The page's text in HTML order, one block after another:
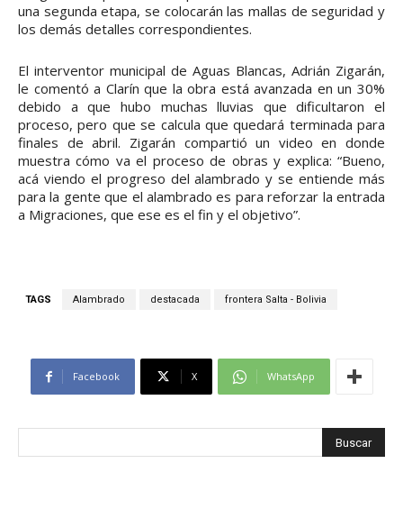
una segunda etapa, se colocarán las mallas de seguridad y
los demás detalles correspondientes.
El interventor municipal de Aguas Blancas, Adrián Zigarán,
le comentó a Clarín que la obra está avanzada en un 30%
debido a que hubo muchas lluvias que dificultaron el
proceso, pero que se calcula que quedará terminada para
finales de abril. Zigarán compartió un video en donde
muestra cómo va el proceso de obras y explica: “Bueno,
acá viendo el progreso del alambrado y se entiende más
para la gente que el alambrado es para reforzar la entrada
a Migraciones, que ese es el fin y el objetivo”.
TAGS Alambrado destacada frontera Salta - Bolivia
Facebook X WhatsApp